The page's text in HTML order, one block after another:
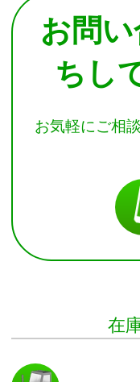
お問
ちし
お気軽にご相
在